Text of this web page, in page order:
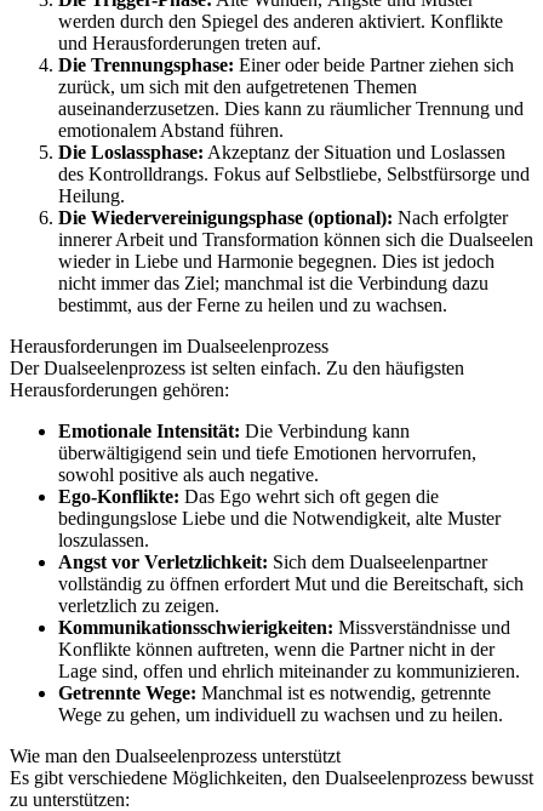
werden durch den Spiegel des anderen aktiviert. Konflikte
und Herausforderungen treten auf.
Die Trennungsphase: Einer oder beide Partner ziehen sich
zurück, um sich mit den aufgetretenen Themen
auseinanderzusetzen. Dies kann zu räumlicher Trennung und
emotionalem Abstand führen.
Die Loslassphase: Akzeptanz der Situation und Loslassen
des Kontrolldrangs. Fokus auf Selbstliebe, Selbstfürsorge und
Heilung.
Die Wiedervereinigungsphase (optional): Nach erfolgter
innerer Arbeit und Transformation können sich die Dualseelen
wieder in Liebe und Harmonie begegnen. Dies ist jedoch
nicht immer das Ziel; manchmal ist die Verbindung dazu
bestimmt, aus der Ferne zu heilen und zu wachsen.
Herausforderungen im Dualseelenprozess
Der Dualseelenprozess ist selten einfach. Zu den häufigsten
Herausforderungen gehören:
Emotionale Intensität: Die Verbindung kann
überwältigigend sein und tiefe Emotionen hervorrufen,
sowohl positive als auch negative.
Ego-Konflikte: Das Ego wehrt sich oft gegen die
bedingungslose Liebe und die Notwendigkeit, alte Muster
loszulassen.
Angst vor Verletzlichkeit: Sich dem Dualseelenpartner
vollständig zu öffnen erfordert Mut und die Bereitschaft, sich
verletzlich zu zeigen.
Kommunikationsschwierigkeiten: Missverständnisse und
Konflikte können auftreten, wenn die Partner nicht in der
Lage sind, offen und ehrlich miteinander zu kommunizieren.
Getrennte Wege: Manchmal ist es notwendig, getrennte
Wege zu gehen, um individuell zu wachsen und zu heilen.
Wie man den Dualseelenprozess unterstützt
Es gibt verschiedene Möglichkeiten, den Dualseelenprozess bewusst
zu unterstützen: